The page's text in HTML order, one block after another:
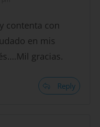
contenta con
en mis
gracias.
Reply